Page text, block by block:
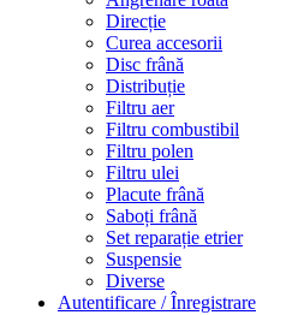
Direcție
Curea accesorii
Disc frână
Distribuție
Filtru aer
Filtru combustibil
Filtru polen
Filtru ulei
Placute frână
Saboți frână
Set reparație etrier
Suspensie
Diverse
Autentificare / Înregistrare